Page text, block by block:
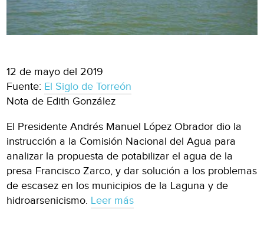
12 de mayo del 2019
Fuente: El Siglo de Torreón
Nota de Edith González
El Presidente Andrés Manuel López Obrador dio la
instrucción a la Comisión Nacional del Agua para
analizar la propuesta de potabilizar el agua de la
presa Francisco Zarco, y dar solución a los problemas
de escasez en los municipios de la Laguna y de
hidroarsenicismo. Leer más